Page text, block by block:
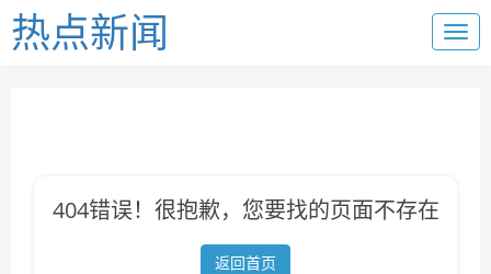
热点新闻
404错误！很抱歉，您要找的页面不存在
返回首页